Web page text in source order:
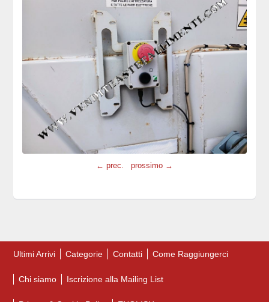
← prec. prossimo →
Ultimi Arrivi Categorie Contatti Come Raggiungerci
Chi siamo Iscrizione alla Mailing List